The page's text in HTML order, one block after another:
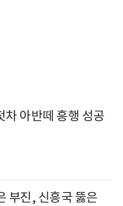
차 아반떼 흥행 성공
부진, 신흥국 뚫은